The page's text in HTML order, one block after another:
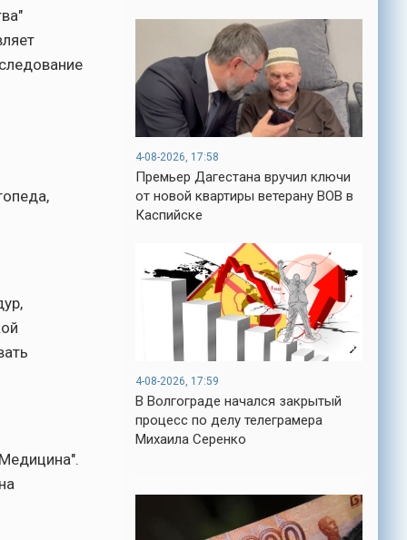
-- Люблю давать советы и очень не
люблю, когда их дают мне.
-- Самое большое богатство — это ум.
Самая большая нищета — глупость. Из
всех страхов самый пугающий —
самолюбование.
-- Лучшее, что можно сделать с хорошим
Он никогда не бывает полезен никому,
кроме того, кто его дал.
-- Люблю давать советы и очень не
люблю, когда их дают мне.
4-08-2026, 17:58
Премьер Дагестана вручил ключи
от новой квартиры ветерану ВОВ в
Каспийске
4-08-2026, 17:59
В Волгограде начался закрытый
процесс по делу телеграмера
Михаила Серенко